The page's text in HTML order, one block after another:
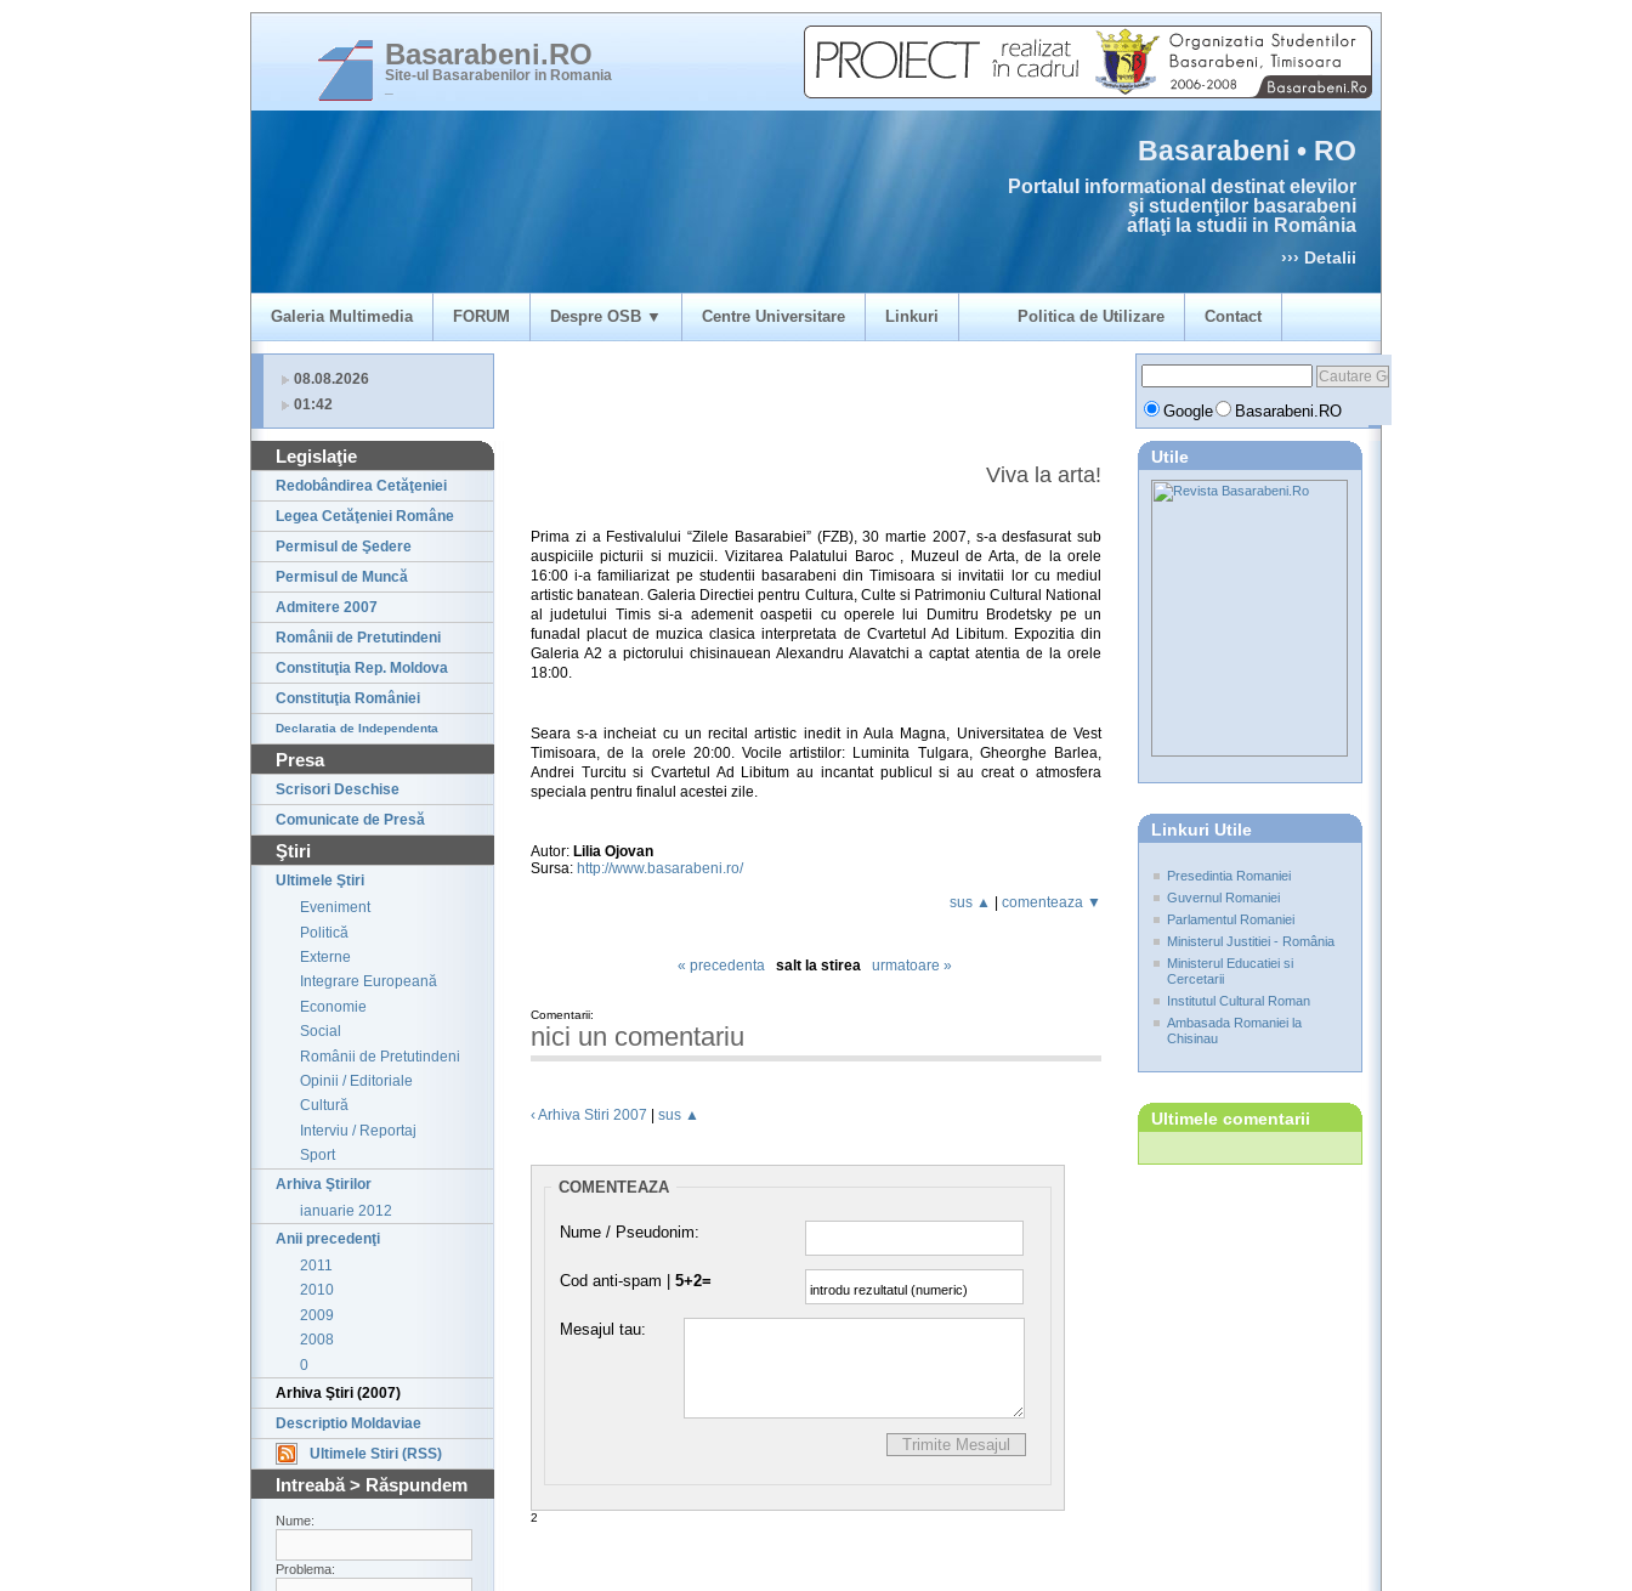
Basarabeni.RO
Site-ul Basarabenilor in Romania
Basarabeni • RO
Portalul informational destinat elevilor
şi studenţilor basarabeni
aflaţi la studii in România
››› Detalii
Galeria Multimedia FORUM Despre OSB ▼ Centre Universitare Linkuri Politica de Utilizare Contact
08.08.2026
01:42
Google Basarabeni.RO
Legislaţie
Redobândirea Cetăţeniei
Legea Cetăţeniei Române
Permisul de Şedere
Permisul de Muncă
Admitere 2007
Românii de Pretutindeni
Constituţia Rep. Moldova
Constituţia României
Declaratia de Independenta
Presa
Scrisori Deschise
Comunicate de Presă
Ştiri
Ultimele Ştiri
Eveniment
Politică
Externe
Integrare Europeană
Economie
Social
Românii de Pretutindeni
Opinii / Editoriale
Cultură
Interviu / Reportaj
Sport
Arhiva Ştirilor
ianuarie 2012
Anii precedenţi
2011
2010
2009
2008
0
Arhiva Ştiri (2007)
Descriptio Moldaviae
Ultimele Stiri (RSS)
Intreabă > Răspundem
Nume:
Problema:
Viva la arta!
Prima zi a Festivalului “Zilele Basarabiei” (FZB), 30 martie 2007, s-a desfasurat sub
auspiciile picturii si muzicii. Vizitarea Palatului Baroc , Muzeul de Arta, de la orele
16:00 i-a familiarizat pe studentii basarabeni din Timisoara si invitatii lor cu mediul
artistic banatean. Galeria Directiei pentru Cultura, Culte si Patrimoniu Cultural National
al judetului Timis si-a ademenit oaspetii cu operele lui Dumitru Brodetsky pe un
funadal placut de muzica clasica interpretata de Cvartetul Ad Libitum. Expozitia din
Galeria A2 a pictorului chisinauean Alexandru Alavatchi a captat atentia de la orele
18:00.
Seara s-a incheiat cu un recital artistic inedit in Aula Magna, Universitatea de Vest
Timisoara, de la orele 20:00. Vocile artistilor: Luminita Tulgara, Gheorghe Barlea,
Andrei Turcitu si Cvartetul Ad Libitum au incantat publicul si au creat o atmosfera
speciala pentru finalul acestei zile.
Autor: Lilia Ojovan
Sursa: http://www.basarabeni.ro/
sus ▲
comenteaza ▼
« precedenta salt la stirea urmatoare »
Comentarii:
nici un comentariu
‹ Arhiva Stiri 2007 sus ▲
COMENTEAZA
Nume / Pseudonim:
Cod anti-spam | 5+2=
Mesajul tau:
2
Utile
Linkuri Utile
Presedintia Romaniei
Guvernul Romaniei
Parlamentul Romaniei
Ministerul Justitiei - România
Ministerul Educatiei si
Cercetarii
Institutul Cultural Roman
Ambasada Romaniei la
Chisinau
Ultimele comentarii